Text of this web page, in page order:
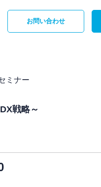
お問い合わせ
ミナー
戦略～